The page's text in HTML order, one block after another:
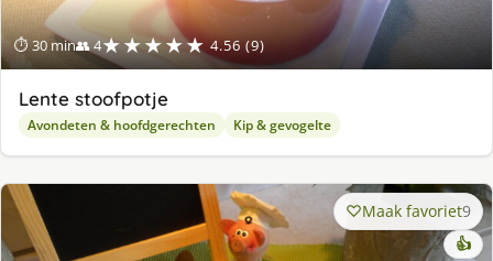
⏱ 30 min👥 4★★★★★ 4.56 (9)
Lente stoofpotje
Avondeten & hoofdgerechten Kip & gevogelte
Maak favoriet9
👍